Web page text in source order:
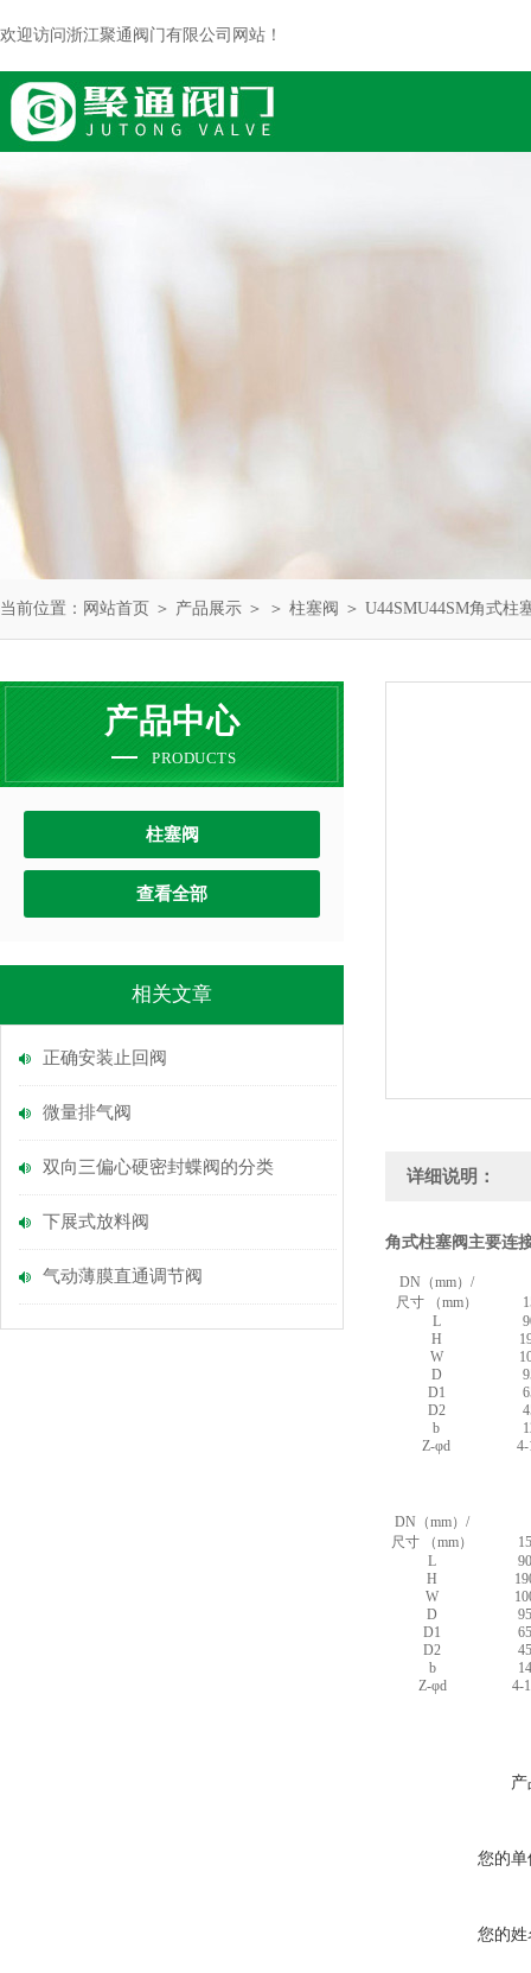
欢迎访问浙江聚通阀门有限公司网站！
当前位置： 网站首页 ＞ 产品展示 ＞ ＞ 柱塞阀 ＞ U44SMU44SM角式柱
产品中心
PRODUCTS
柱塞阀
查看全部
相关文章
正确安装止回阀
微量排气阀
双向三偏心硬密封蝶阀的分类
下展式放料阀
气动薄膜直通调节阀
详细说明：
角式柱塞阀主要连
DN（mm）/
尺寸 （mm）
L
H
W
D
D1
D2
b
Z-φd
4-
DN（mm）/
尺寸 （mm）
15
L
90
H
W
D
95
D1
65
D2
45
b
14
Z-φd
4-
您的单
您的姓